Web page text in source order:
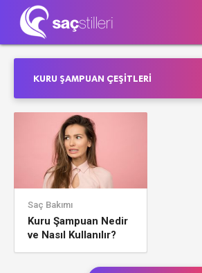
KURU ŞAMPUAN ÇEŞITLERI
Saç Bakımı
Kuru Şampuan Nedir
ve Nasıl Kullanılır?